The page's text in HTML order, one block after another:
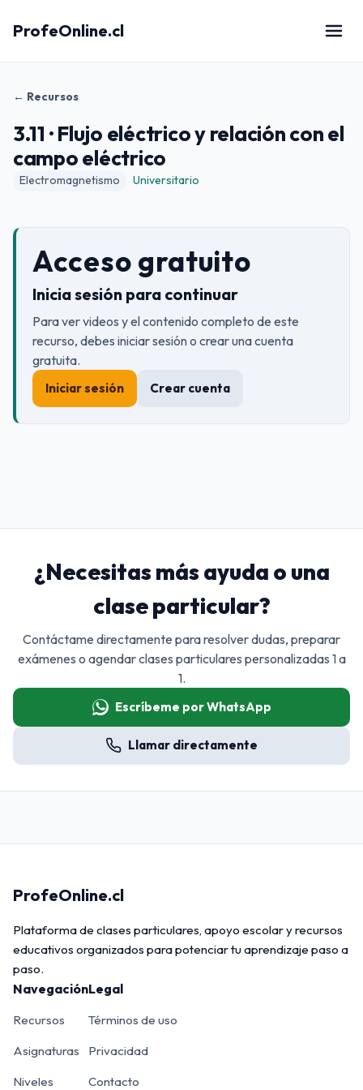
ProfeOnline.cl
← Recursos
3.11 · Flujo eléctrico y relación con el
campo eléctrico
Electromagnetismo Universitario
Acceso gratuito
Inicia sesión para continuar
Para ver videos y el contenido completo de este
recurso, debes iniciar sesión o crear una cuenta
gratuita.
Iniciar sesión Crear cuenta
¿Necesitas más ayuda o una
clase particular?
Contáctame directamente para resolver dudas, preparar
exámenes o agendar clases particulares personalizadas 1 a
1.
Escríbeme por WhatsApp
Llamar directamente
ProfeOnline.cl
Plataforma de clases particulares, apoyo escolar y recursos
educativos organizados para potenciar tu aprendizaje paso a
paso.
Navegación
Recursos
Asignaturas
Niveles
Legal
Términos de uso
Privacidad
Contacto